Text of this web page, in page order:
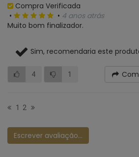
Compra Verificada
•
• 4 anos atrás
Muito bom finalizador.
Sim, recomendaria este
4 1
1 2
Escrever avaliação...